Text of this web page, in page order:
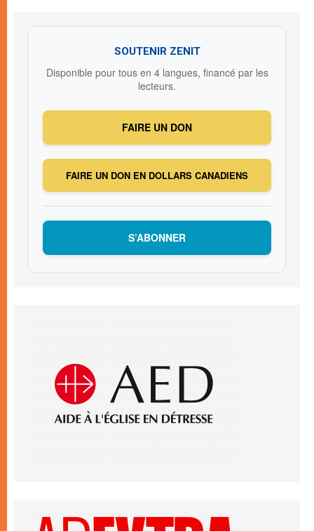
SOUTENIR ZENIT
Disponible pour tous en 4 langues, financé par les
lecteurs.
FAIRE UN DON
FAIRE UN DON EN DOLLARS CANADIENS
S’ABONNER